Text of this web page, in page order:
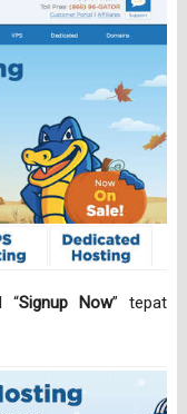
“Signup Now” tepat